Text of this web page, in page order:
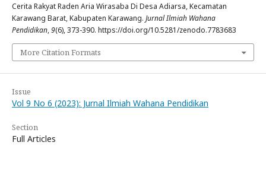
Cerita Rakyat Raden Aria Wirasaba Di Desa Adiarsa, Kecamatan
Karawang Barat, Kabupaten Karawang. Jurnal Ilmiah Wahana
Pendidikan,9(6), 373-390. https://doi.org/10.5281/zenodo.7783683
More Citation Formats
Issue
Vol 9 No 6 (2023): Jurnal Ilmiah Wahana Pendidikan
Section
Full Articles